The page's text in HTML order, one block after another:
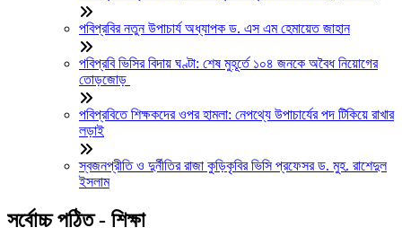
পবিপ্রবির নতুন উপাচার্য অধ্যাপক ড. এস এম হেমায়েত জাহান
পবিপ্রবি ভিসির বিদায় ঘণ্টা: শেষ মুহূর্তে ১০৪ জনকে অবৈধ নিয়োগের
তোড়জোড়
পবিপ্রবিতে শিক্ষকদের ওপর হামলা: নেপথ্যে উপাচার্যের পদ টিকিয়ে রাখার
লড়াই
স্বজনপ্রীতি ও দুর্নীতির রাজা কুড়িকৃবির ভিসি প্রফেসর ড. মুহ. রাশেদুল
ইসলাম
সর্বোচ্চ পঠিত - শিক্ষা